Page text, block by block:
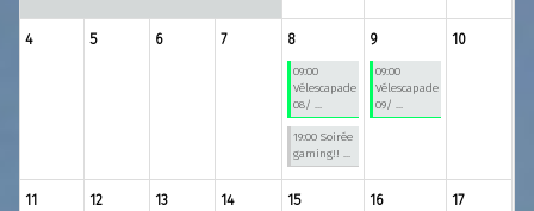
4 5 6 7 8
09:00
Vélescapade
08/ ...
19:00 Soirée
gaming!! ...
9
09:00
Vélescapade
09/ ...
10
11 12 13 14 15 16 17